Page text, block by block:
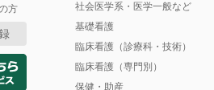
方
社会医学系・医学一般など
基礎看護
臨床看護（診療科・技術）
臨床看護（専門別）
保健・助産